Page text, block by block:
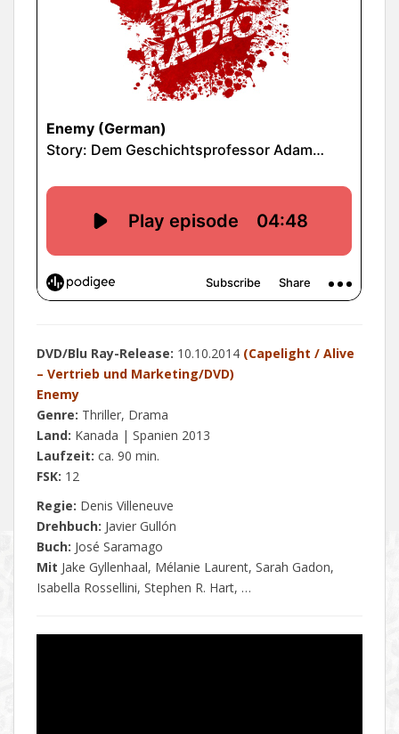
DVD/Blu Ray-Release: 10.10.2014 (Capelight / Alive
– Vertrieb und Marketing/DVD)
Enemy
Genre: Thriller, Drama
Land: Kanada | Spanien 2013
Laufzeit: ca. 90 min.
FSK: 12
Regie: Denis Villeneuve
Drehbuch: Javier Gullón
Buch: José Saramago
Mit Jake Gyllenhaal, Mélanie Laurent, Sarah Gadon,
Isabella Rossellini, Stephen R. Hart, …